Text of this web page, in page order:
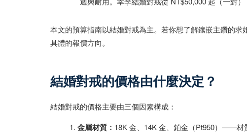
本文的預算指南以結婚對戒為主。若你想了解鑲嵌主鑽的
具體的報價方向。
結婚對戒的價格由什麼決定？
結婚對戒的價格主要由三個因素構成：
金屬材質： 18K 金、14K 金、鉑金（Pt950）——材